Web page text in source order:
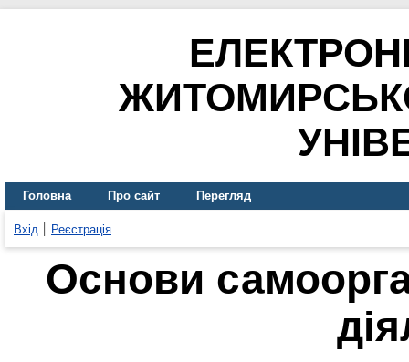
Головна Про сайт Перегляд
Вхід Реєстрація
Основи